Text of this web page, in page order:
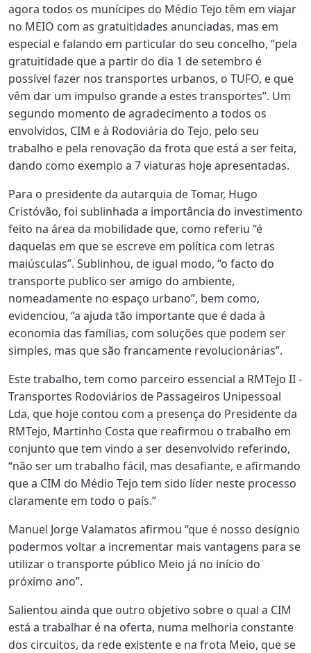
agora todos os munícipes do Médio Tejo têm em viajar
no MEIO com as gratuitidades anunciadas, mas em
especial e falando em particular do seu concelho, “pela
gratuitidade que a partir do dia 1 de setembro é
possível fazer nos transportes urbanos, o TUFO, e que
vêm dar um impulso grande a estes transportes”. Um
segundo momento de agradecimento a todos os
envolvidos, CIM e à Rodoviária do Tejo, pelo seu
trabalho e pela renovação da frota que está a ser feita,
dando como exemplo a 7 viaturas hoje apresentadas.
Para o presidente da autarquia de Tomar, Hugo
Cristóvão, foi sublinhada a importância do investimento
feito na área da mobilidade que, como referiu “é
daquelas em que se escreve em política com letras
maiúsculas”. Sublinhou, de igual modo, “o facto do
transporte publico ser amigo do ambiente,
nomeadamente no espaço urbano”, bem como,
evidenciou, “a ajuda tão importante que é dada à
economia das famílias, com soluções que podem ser
simples, mas que são francamente revolucionárias”.
Este trabalho, tem como parceiro essencial a RMTejo II -
Transportes Rodoviários de Passageiros Unipessoal
Lda, que hoje contou com a presença do Presidente da
RMTejo, Martinho Costa que reafirmou o trabalho em
conjunto que tem vindo a ser desenvolvido referindo,
“não ser um trabalho fácil, mas desafiante, e afirmando
que a CIM do Médio Tejo tem sido líder neste processo
claramente em todo o país.”
Manuel Jorge Valamatos afirmou “que é nosso desígnio
podermos voltar a incrementar mais vantagens para se
utilizar o transporte público Meio já no início do
próximo ano”.
Salientou ainda que outro objetivo sobre o qual a CIM
está a trabalhar é na oferta, numa melhoria constante
dos circuitos, da rede existente e na frota Meio, que se